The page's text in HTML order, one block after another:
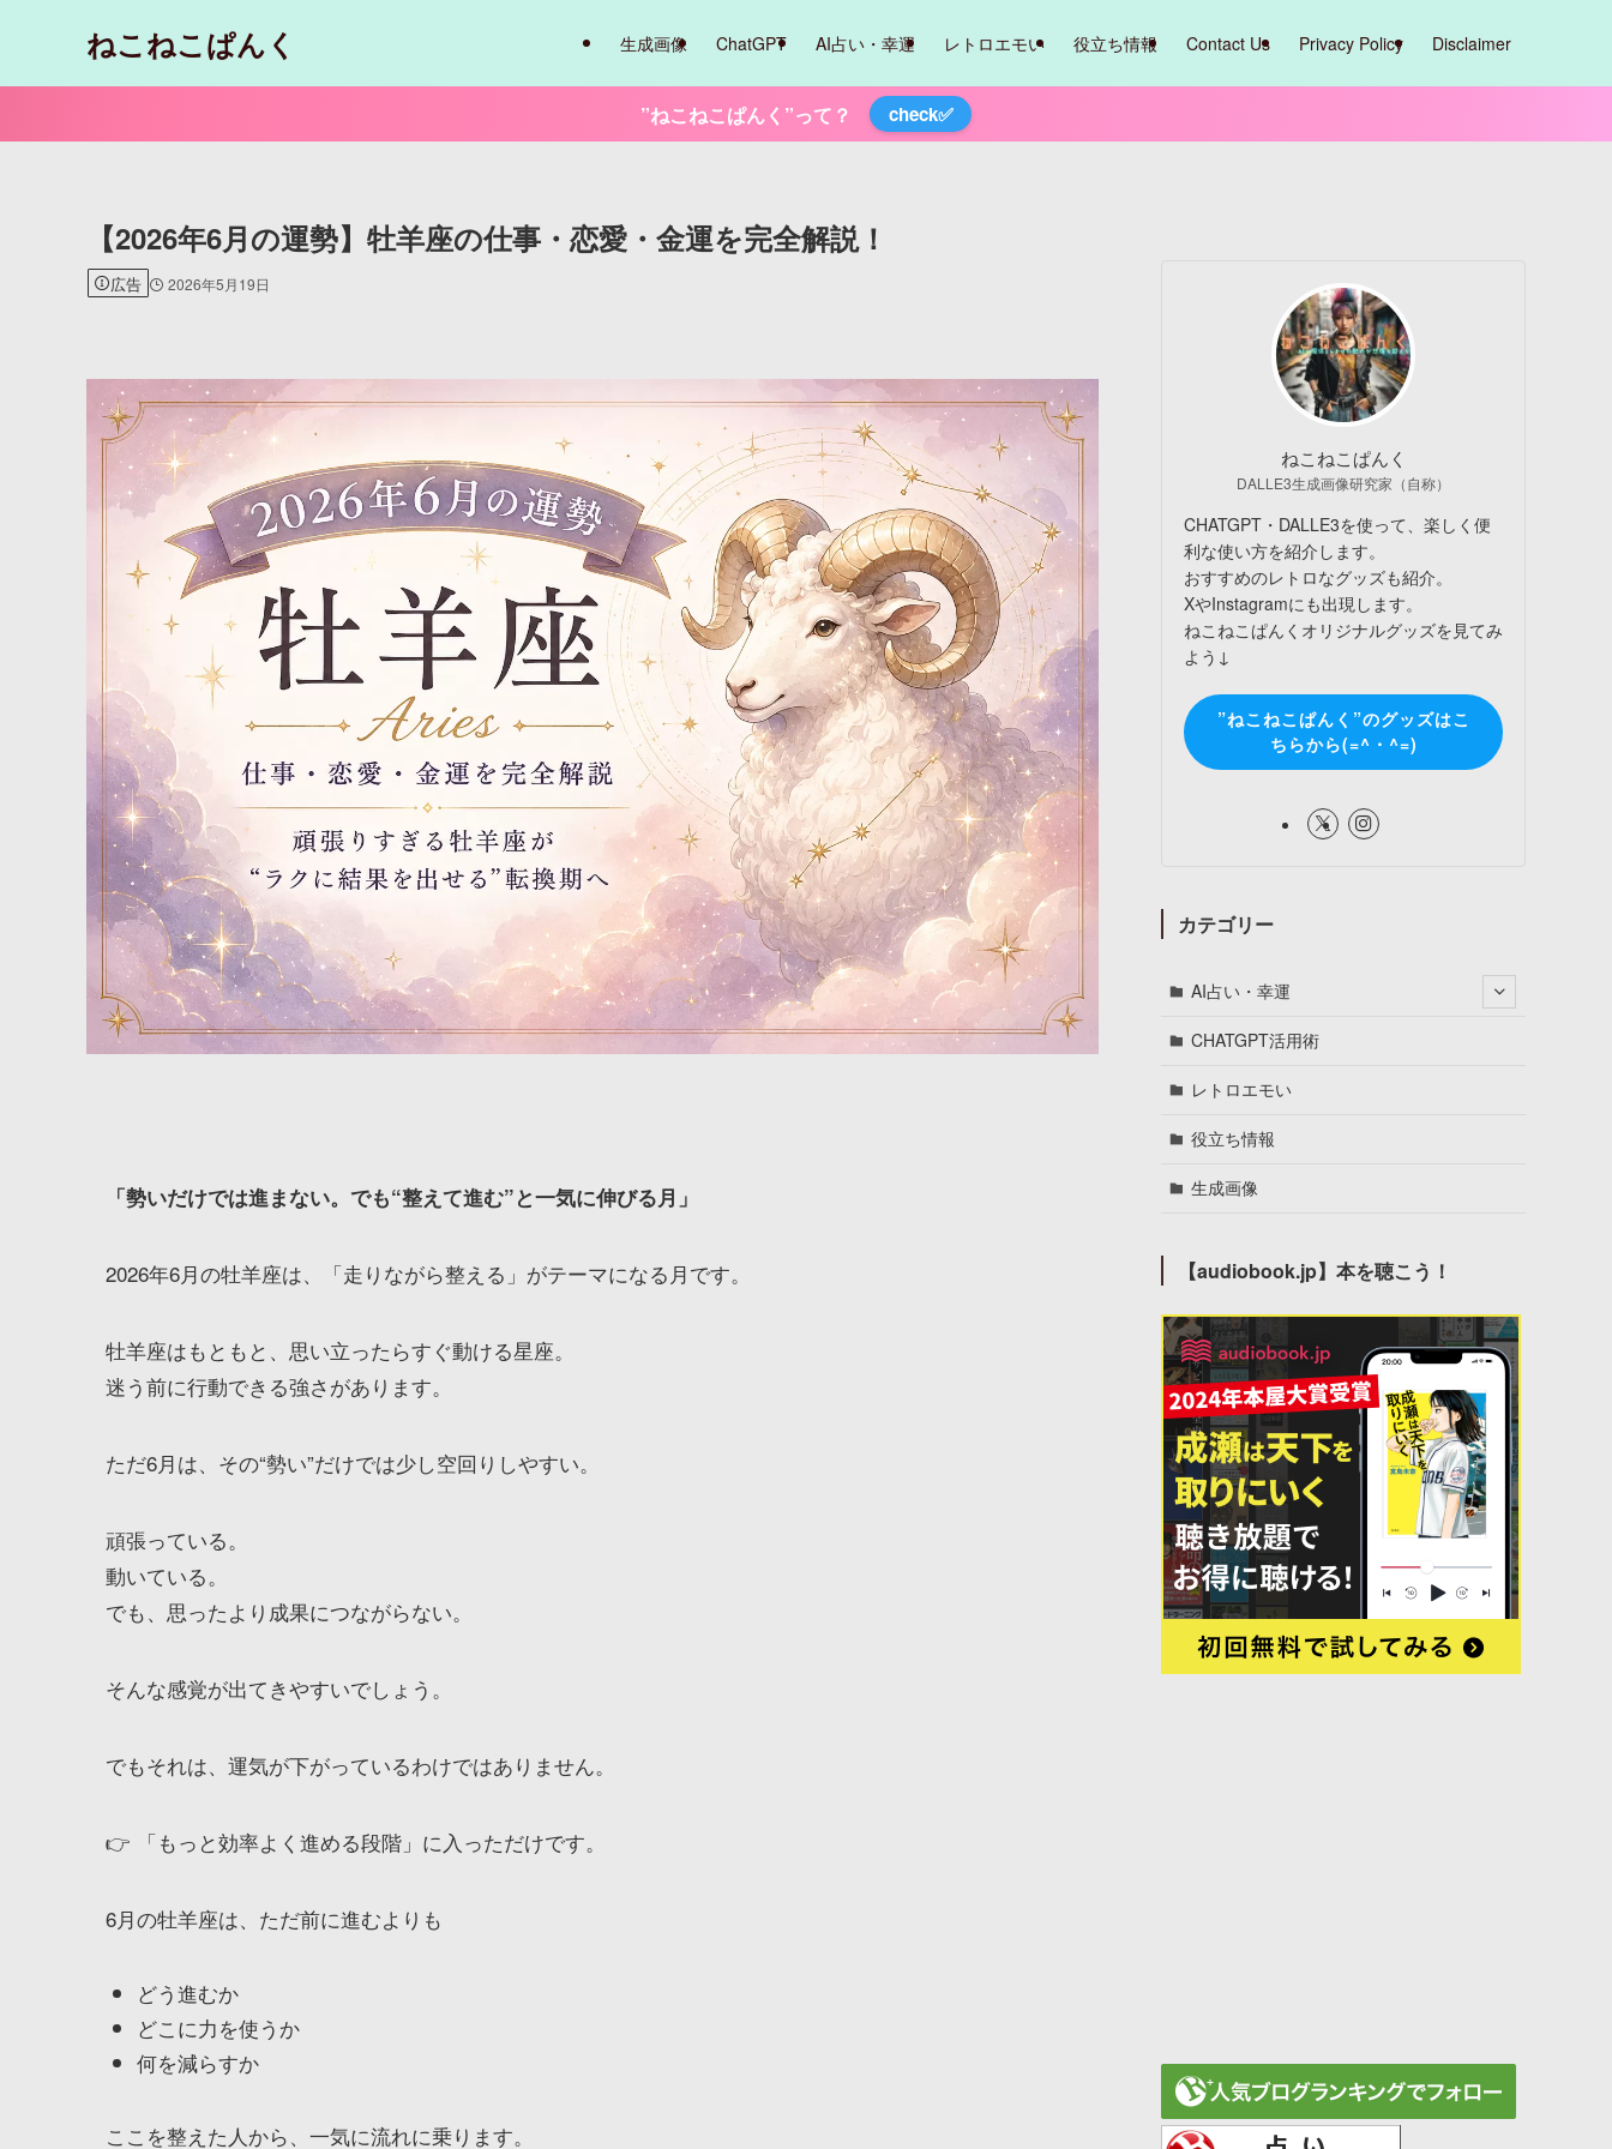
ねこねこぱんく 生成画像 ChatGPT AI占い・幸運 レトロエモい 役立ち情報 Contact Us Privacy Policy Disclaimer
”ねこねこぱんく”って？ check✅
【2026年6月の運勢】牡羊座の仕事・恋愛・金運を完全解説！
広告 2026年5月19日
「勢いだけでは進まない。でも“整えて進む”と一気に伸びる月」
2026年6月の牡羊座は、「走りながら整える」がテーマになる月です。
牡羊座はもともと、思い立ったらすぐ動ける星座。
迷う前に行動できる強さがあります。
ただ6月は、その“勢い”だけでは少し空回りしやすい。
頑張っている。
動いている。
でも、思ったより成果につながらない。
そんな感覚が出てきやすいでしょう。
でもそれは、運気が下がっているわけではありません。
👉 「もっと効率よく進める段階」に入っただけです。
6月の牡羊座は、ただ前に進むよりも
どう進むか
どこに力を使うか
何を減らすか
ここを整えた人から、一気に流れに乗ります。
ねこねこぱんく
DALLE3生成画像研究家（自称）
CHATGPT・DALLE3を使って、楽しく便
利な使い方を紹介します。
おすすめのレトロなグッズも紹介。
XやInstagramにも出現します。
ねこねこぱんくオリジナルグッズを見てみ
よう↓
”ねこねこぱんく”のグッズはこ
ちらから(=^・^=)
カテゴリー
AI占い・幸運
CHATGPT活用術
レトロエモい
役立ち情報
生成画像
【audiobook.jp】本を聴こう！